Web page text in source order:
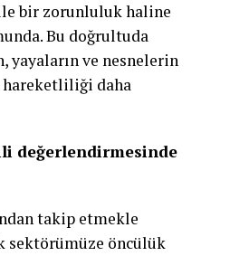
bir zorunluluk haline
Bu doğrultuda
yayaların ve nesnelerin
hareketliliği daha
değerlendirmesinde
takip etmekle
sektörümüze öncülük